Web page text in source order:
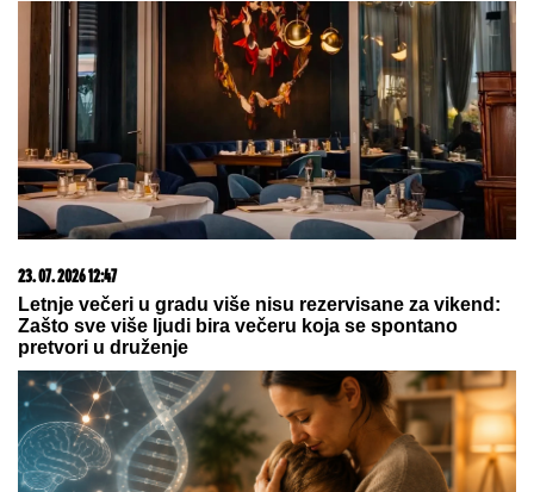
23. 07. 2026 12:47
Letnje večeri u gradu više nisu rezervisane za vikend:
Zašto sve više ljudi bira večeru koja se spontano
pretvori u druženje